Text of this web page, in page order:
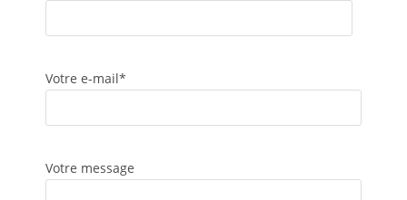
Votre e-mail*
Votre message